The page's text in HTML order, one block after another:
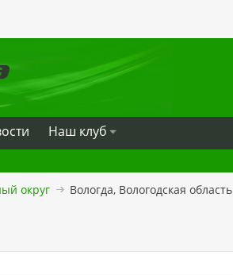
Наш клуб
округ Вологда, Вологодская область